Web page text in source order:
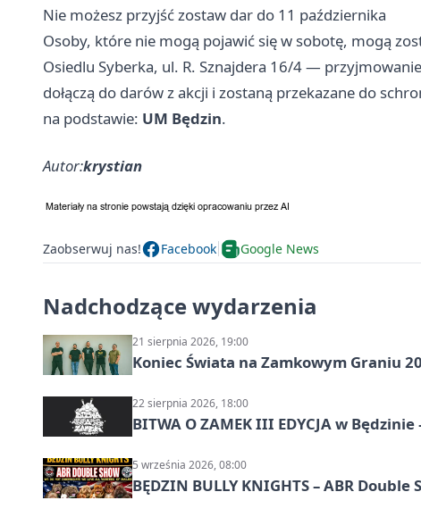
Nie możesz przyjść zostaw dar do 11 października
Osoby, które nie mogą pojawić się w sobotę, mogą
Osiedlu Syberka, ul. R. Sznajdera 16/4 —
dołączą do darów z akcji i zostaną przekazane do
na podstawie: UM Będzin.
Autor:krystian
Zaobserwuj nas! Facebook Google News
Nadchodzące wydarzenia
21 sierpnia 2026, 19:00
Koniec Świata na Zamkowym Graniu
22 sierpnia 2026, 18:00
BITWA O ZAMEK III EDYCJA w
5 września 2026, 08:00
BĘDZIN BULLY KNIGHTS – ABR